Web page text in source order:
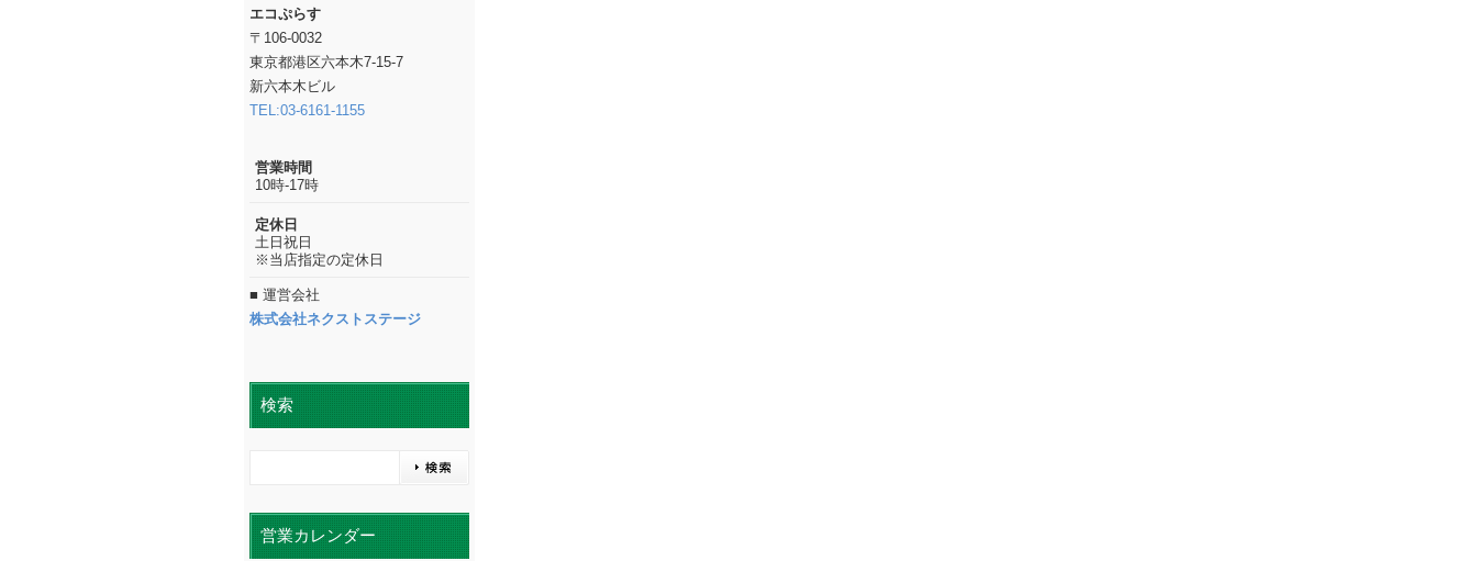
エコぷらす
〒106-0032
東京都港区六本木7-15-7
新六本木ビル
TEL:03-6161-1155
営業時間
10時-17時
定休日
土日祝日
※当店指定の定休日
■ 運営会社
株式会社ネクストステージ
検索
営業カレンダー